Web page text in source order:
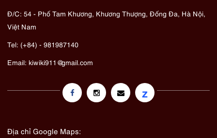
Đ/C: 54 - Phố Tam Khương, Khương Thượng, Đống Đa, Hà Nội,
Việt Nam
Tel: (+84) - 981987140
Email: kiwiki911@gmail.com
z
Địa chỉ Google Maps: